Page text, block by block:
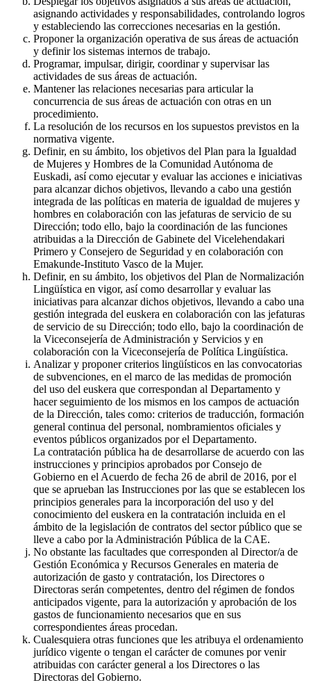
asignando actividades y responsabilidades, controlando logros
y estableciendo las correcciones necesarias en la gestión.
Proponer la organización operativa de sus áreas de actuación
y definir los sistemas internos de trabajo.
Programar, impulsar, dirigir, coordinar y supervisar las
actividades de sus áreas de actuación.
Mantener las relaciones necesarias para articular la
concurrencia de sus áreas de actuación con otras en un
procedimiento.
La resolución de los recursos en los supuestos previstos en la
normativa vigente.
Definir, en su ámbito, los objetivos del Plan para la Igualdad
de Mujeres y Hombres de la Comunidad Autónoma de
Euskadi, así como ejecutar y evaluar las acciones e iniciativas
para alcanzar dichos objetivos, llevando a cabo una gestión
integrada de las políticas en materia de igualdad de mujeres y
hombres en colaboración con las jefaturas de servicio de su
Dirección; todo ello, bajo la coordinación de las funciones
atribuidas a la Dirección de Gabinete del Vicelehendakari
Primero y Consejero de Seguridad y en colaboración con
Emakunde-Instituto Vasco de la Mujer.
Definir, en su ámbito, los objetivos del Plan de Normalización
Lingüística en vigor, así como desarrollar y evaluar las
iniciativas para alcanzar dichos objetivos, llevando a cabo una
gestión integrada del euskera en colaboración con las jefaturas
de servicio de su Dirección; todo ello, bajo la coordinación de
la Viceconsejería de Administración y Servicios y en
colaboración con la Viceconsejería de Política Lingüística.
Analizar y proponer criterios lingüísticos en las convocatorias
de subvenciones, en el marco de las medidas de promoción
del uso del euskera que correspondan al Departamento y
hacer seguimiento de los mismos en los campos de actuación
de la Dirección, tales como: criterios de traducción, formación
general continua del personal, nombramientos oficiales y
eventos públicos organizados por el Departamento.
La contratación pública ha de desarrollarse de acuerdo con las
instrucciones y principios aprobados por Consejo de
Gobierno en el Acuerdo de fecha 26 de abril de 2016, por el
que se aprueban las Instrucciones por las que se establecen los
principios generales para la incorporación del uso y del
conocimiento del euskera en la contratación incluida en el
ámbito de la legislación de contratos del sector público que se
lleve a cabo por la Administración Pública de la CAE.
No obstante las facultades que corresponden al Director/a de
Gestión Económica y Recursos Generales en materia de
autorización de gasto y contratación, los Directores o
Directoras serán competentes, dentro del régimen de fondos
anticipados vigente, para la autorización y aprobación de los
gastos de funcionamiento necesarios que en sus
correspondientes áreas procedan.
Cualesquiera otras funciones que les atribuya el ordenamiento
jurídico vigente o tengan el carácter de comunes por venir
atribuidas con carácter general a los Directores o las
Directoras del Gobierno.